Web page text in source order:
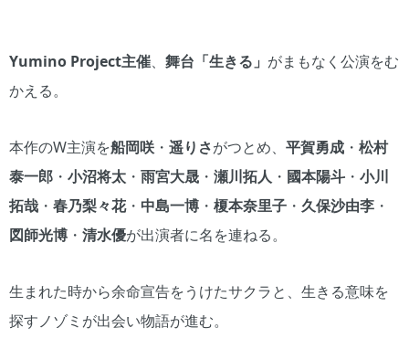
Yumino Project主催、 舞台「生きる」 がまもなく公演をむ
かえる。
本作のW主演を船岡咲 ・ 遥りさがつとめ、 平賀勇成 ・ 松村
泰一郎 ・ 小沼将太 ・ 雨宮大晟 ・ 瀬川拓人 ・ 國本陽斗 ・ 小川
拓哉 ・ 春乃梨々花・ 中島一博 ・ 榎本奈里子 ・ 久保沙由李 ・
図師光博 ・ 清水優が出演者に名を連ねる。
生まれた時から余命宣告をうけたサクラと、生きる意味を
探すノゾミが出会い物語が進む。